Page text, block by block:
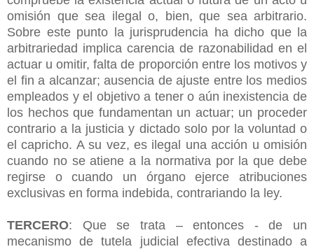
omisión que sea ilegal o, bien, que sea arbitrario.
Sobre este punto la jurisprudencia ha dicho que la
arbitrariedad implica carencia de razonabilidad en el
actuar u omitir, falta de proporción entre los motivos y
el fin a alcanzar; ausencia de ajuste entre los medios
empleados y el objetivo a tener o aún inexistencia de
los hechos que fundamentan un actuar; un proceder
contrario a la justicia y dictado solo por la voluntad o
el capricho. A su vez, es ilegal una acción u omisión
cuando no se atiene a la normativa por la que debe
regirse o cuando un órgano ejerce atribuciones
exclusivas en forma indebida, contrariando la ley.
TERCERO: Que se trata – entonces - de un
mecanismo de tutela judicial efectiva destinado a